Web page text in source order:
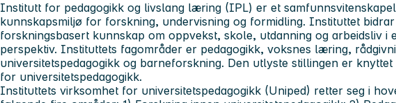
Institutt for pedagogikk og livslang læring (IPL) er et
kunnskapsmiljø for forskning, undervisning og formidling. Instituttet
forskningsbasert kunnskap om oppvekst, skole, utdanning og arbeidsliv i
perspektiv. Instituttets fagområder er pedagogikk, voksnes læring,
universitetspedagogikk og barneforskning. Den utlyste stillingen er
for universitetspedagogikk.
Instituttets virksomhet for universitetspedagogikk (Uniped) retter seg i